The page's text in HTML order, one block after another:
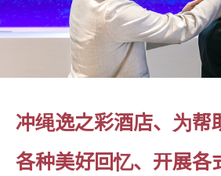
冲绳逸之彩酒店、为帮
各种美好回忆、开展各